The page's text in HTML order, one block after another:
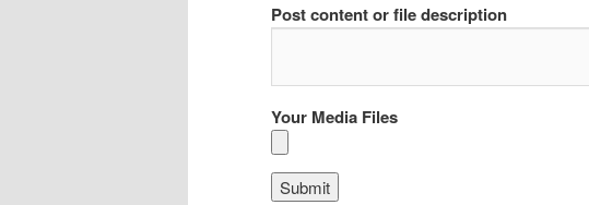
Post content or file description
Your Media Files